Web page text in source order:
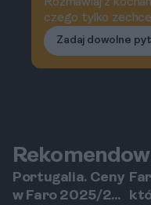
czego tylko
Zadaj dowolne
Faro
Portugalia. Ceny
w Faro 2025/26: